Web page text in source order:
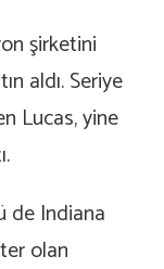
şirketini
aldı. Seriye
Lucas, yine
de Indiana
olan